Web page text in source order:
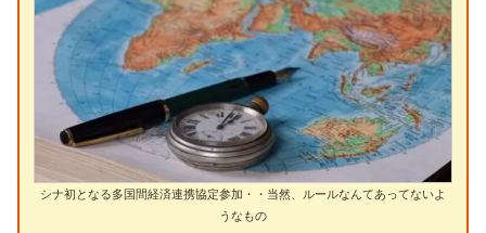
シナ初となる多国間経済連携協定参加・・当然、ルールなんてあってないよ
うなもの